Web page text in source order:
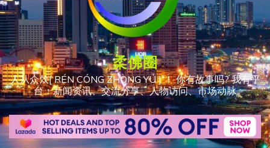
柔佛圈
人从众𠈌[ RÉN CÓNG ZHÒNG YÚ ] ！ 你有故事吗? 我有平
台：新闻资讯、交流分享、人物访问、市场动脉